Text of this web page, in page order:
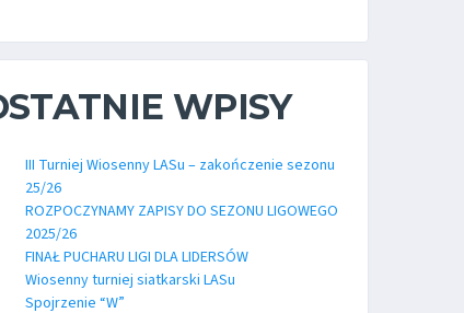
WPISY
III Turniej Wiosenny LASu – zakończenie sezonu
25/26
ROZPOCZYNAMY ZAPISY DO SEZONU LIGOWEGO
2025/26
FINAŁ PUCHARU LIGI DLA LIDERSÓW
Wiosenny turniej siatkarski LASu
Spojrzenie “W”